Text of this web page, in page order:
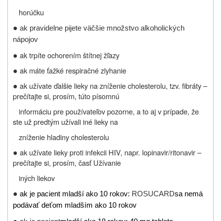
horúčku
● ak pravidelne pijete väčšie množstvo alkoholických
nápojov
● ak trpíte ochorením štítnej žľazy
● ak máte ťažké respiračné zlyhanie
● ak užívate ďalšie lieky na zníženie cholesterolu, tzv. fibráty –
prečítajte si, prosím, túto písomnú
informáciu pre používateľov pozorne, a to aj v prípade, že
ste už predtým užívali iné lieky na
zníženie hladiny cholesterolu
● ak užívate lieky proti infekcii HIV, napr. lopinavir/ritonavir –
prečítajte si, prosím, časť Užívanie
iných liekov
● ak je pacient mladší ako 10 rokov: ROSUCARDsa nemá
podávať deťom mladším ako 10 rokov